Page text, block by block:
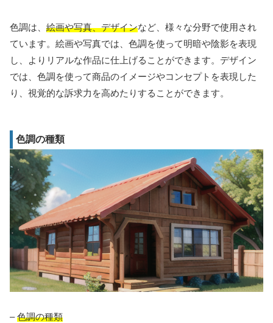
色調は、 絵画や写真、デザインなど、様々な分野で使用され
ています。絵画や写真では、色調を使って明暗や陰影を表現
し、よりリアルな作品に仕上げることができます。デザイン
では、色調を使って商品のイメージやコンセプトを表現した
り、視覚的な訴求力を高めたりすることができます。
色調の種類
–色調の種類